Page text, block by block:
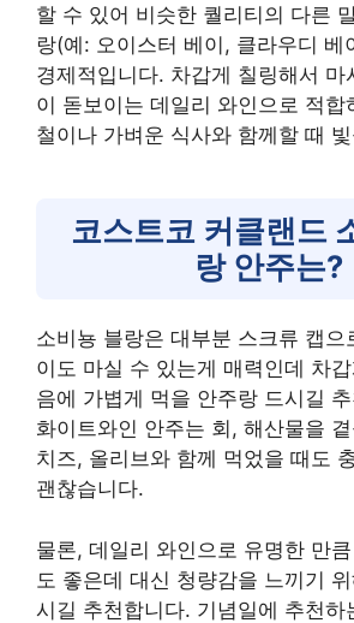
할 수 있어 비슷한 퀄리티의 다른
랑(예: 오이스터 베이, 클라우디 베
경제적입니다. 차갑게 칠링해서 마
이 돋보이는 데일리 와인으로 적합
철이나 가벼운 식사와 함께할 때
코스트코 커클랜드
랑 안주는?
소비뇽 블랑은 대부분 스크류 캡으
이도 마실 수 있는게 매력인데 차
음에 가볍게 먹을 안주랑 드시길
화이트와인 안주는 회, 해산물을
치즈, 올리브와 함께 먹었을 때도
괜찮습니다.
물론, 데일리 와인으로 유명한 만
도 좋은데 대신 청량감을 느끼기
시길 추천합니다. 기념일에 추천하